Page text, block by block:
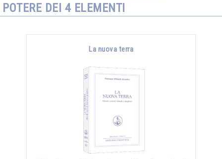
POTERE DEI 4 ELEMENTI
La nuova terra